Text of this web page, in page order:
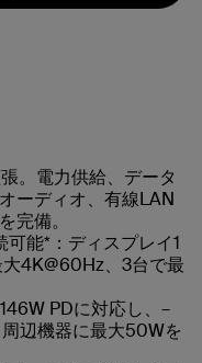
。電力供給、データ
ーディオ、有線LAN
完備。
能*：ディスプレイ1
4K@60Hz、3台で最
PDに対応し、–
辺機器に最大50Wを